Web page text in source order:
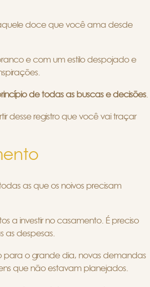
doce que você ama desde
e com um estilo despojado e
de todas as buscas e decisões.
desse registro que você vai traçar
as que os noivos precisam
a investir no casamento. É preciso
as despesas.
para o grande dia, novas demandas
que não estavam planejados.